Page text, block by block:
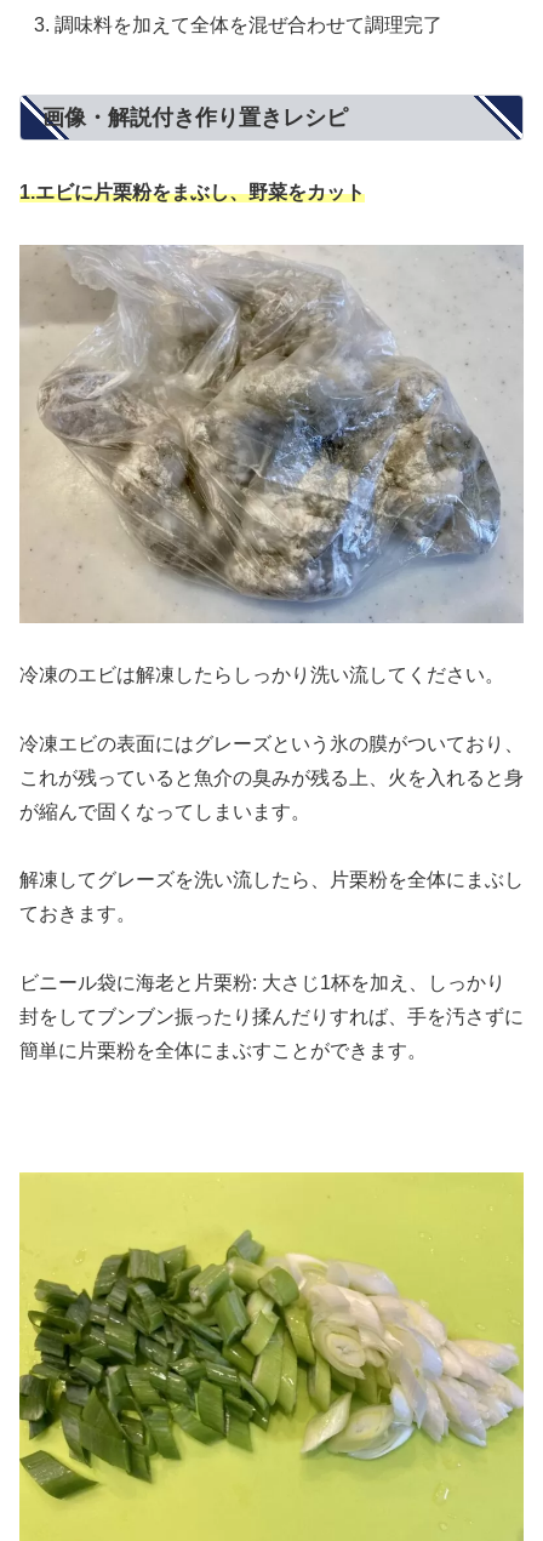
調味料を加えて全体を混ぜ合わせて調理完了
画像・解説付き作り置きレシピ
1.エビに片栗粉をまぶし、野菜をカット
冷凍のエビは解凍したらしっかり洗い流してください。
冷凍エビの表面にはグレーズという氷の膜がついており、
これが残っていると魚介の臭みが残る上、火を入れると身
が縮んで固くなってしまいます。
解凍してグレーズを洗い流したら、片栗粉を全体にまぶし
ておきます。
ビニール袋に海老と片栗粉: 大さじ1杯を加え、しっかり
封をしてブンブン振ったり揉んだりすれば、手を汚さずに
簡単に片栗粉を全体にまぶすことができます。